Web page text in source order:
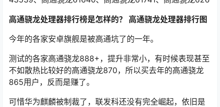
高通骁龙处理器排行榜是怎样的？ 高通骁龙处理器排行图
今年的各家安卓旗舰是被高通坑了的一年。
测试的各家高通骁龙888+，提升非常小，有时候表现甚至
不如散热比较好的高通骁龙870，所以买去年的高通骁龙
865用户，反而是赚了。
可惜华为麒麟被制裁了，联发科还没有完全崛起，依旧是